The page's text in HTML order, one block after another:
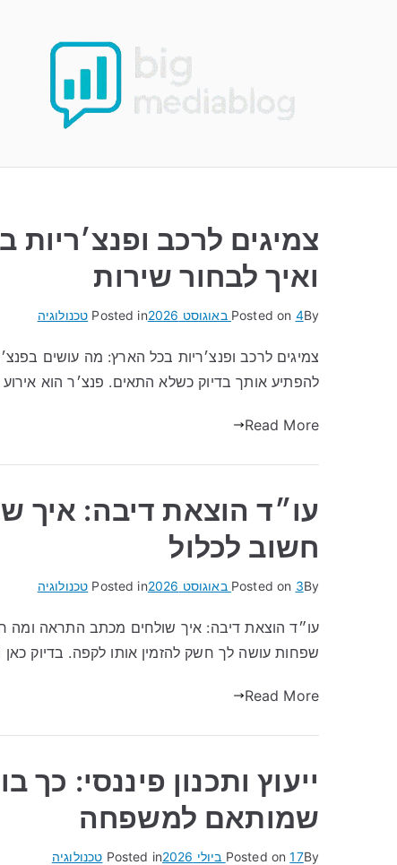
צמיגים לרכב
ואיך לבחור שירות
By
Posted on 4 באוגוסט 2026 Posted in טכנולוגיה
צמיגים לרכב ופנצ׳ריות בכל הארץ: מה עושים
להפתיע אותך בדיוק כשלא התאים. פנצ׳ר הוא
Read More
עו״ד הוצאת דיבה: איך
חשוב לכלול
By
Posted on 3 באוגוסט 2026 Posted in טכנולוגיה
עו״ד הוצאת דיבה: איך שולחים מכתב התראה ומה
שפחות עושה לך חשק להזמין אותו לקפה. בדיוק כאן
Read More
ייעוץ ותכנון פיננסי: כך
שמותאם למשפחה
By
Posted on17 ביולי 2026 Posted in טכנולוגיה